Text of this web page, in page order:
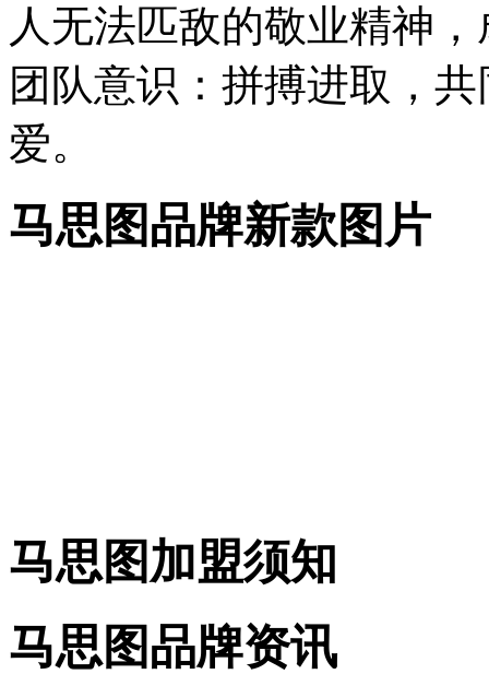
人无法匹敌的敬业精神
团队意识：拼搏进取，
爱。
马思图品牌新款图片
马思图加盟须知
马思图品牌资讯